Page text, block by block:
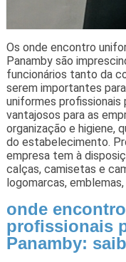
Os onde encontro
Panamby são
funcionários tanto da
serem importantes
uniformes profissionais
vantajosos para as
organização e higiene,
do estabelecimento.
empresa tem à
calças, camisetas e
logomarcas,
onde
profissionais
Panamby: